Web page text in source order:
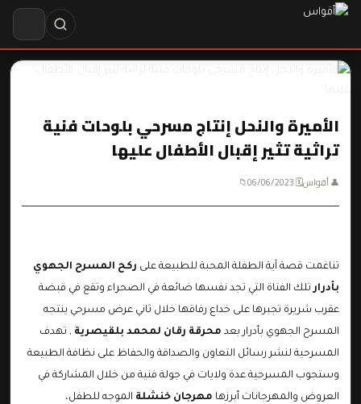
الأميرة والنحل إنتاج مسرحي بلوحات فنية
تراثية تثير إقبال الأطفال عليها
👤 أقواس🗓 06/06/2023
📁
تناغمت قصة آية الطفلة المحبة للطبيعة على ركح المسرح الجهوي
بأدرارتلك الفتاة التي تجد نفسها ضائعة في الصحراء وتقع في قبضة
عقرب شريرة تجبرها على خداع رفاقها خلال ثاني عرض مسرحي ينتجه
المسرح الجهوي بأدرار بعد محرقة رقان لمحمد بلقيصرية , تهدف
المسرحية لنشر رسائل التعاون والصداقة والحفاظ على نظافة الطبيعة
وستجوب المسرحية عدة ولايات في جولة فنية من خلال المشاركة في
العروض والمهرجانات أبرزها مهرجان خنشلة الموجه للطفل،